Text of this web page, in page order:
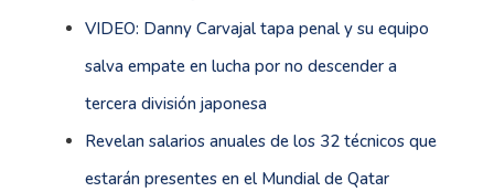
VIDEO: Danny Carvajal tapa penal y su equipo
salva empate en lucha por no descender a
tercera división japonesa
Revelan salarios anuales de los 32 técnicos que
estarán presentes en el Mundial de Qatar